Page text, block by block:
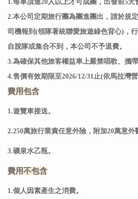
1.每車須達20人以上才可成團，出發前5天
2.本公司定期旅行團為團進團出，請於規
司機報到(領隊著統聯愛旅遊綠色背心)，
自脫隊或集合不到，本公司不予退費。
3.為確保其他旅客權益車上嚴禁唱歌、攜帶
4.售價有效期限至2026/12/31止(依馬拉灣
費用包含
1.遊覽車接送。
2.250萬旅行業責任意外險，附加20萬意外
3.礦泉水乙瓶。
費用不包含
1.個人因素產生之消費。